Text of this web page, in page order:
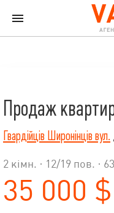
Продаж
Гвардійців Широнінців вул.
2 кімн. · 12/19 пов. ·
35 000 $